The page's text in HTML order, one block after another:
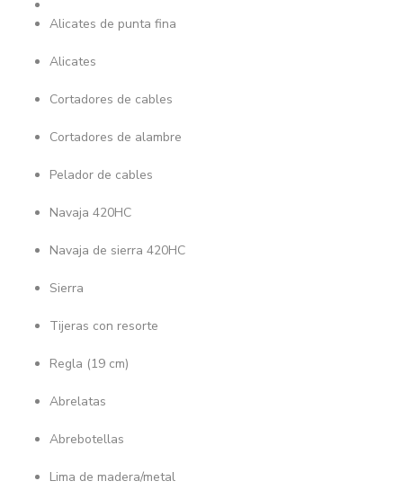
Alicates de punta fina
Alicates
Cortadores de cables
Cortadores de alambre
Pelador de cables
Navaja 420HC
Navaja de sierra 420HC
Sierra
Tijeras con resorte
Regla (19 cm)
Abrelatas
Abrebotellas
Lima de madera/metal